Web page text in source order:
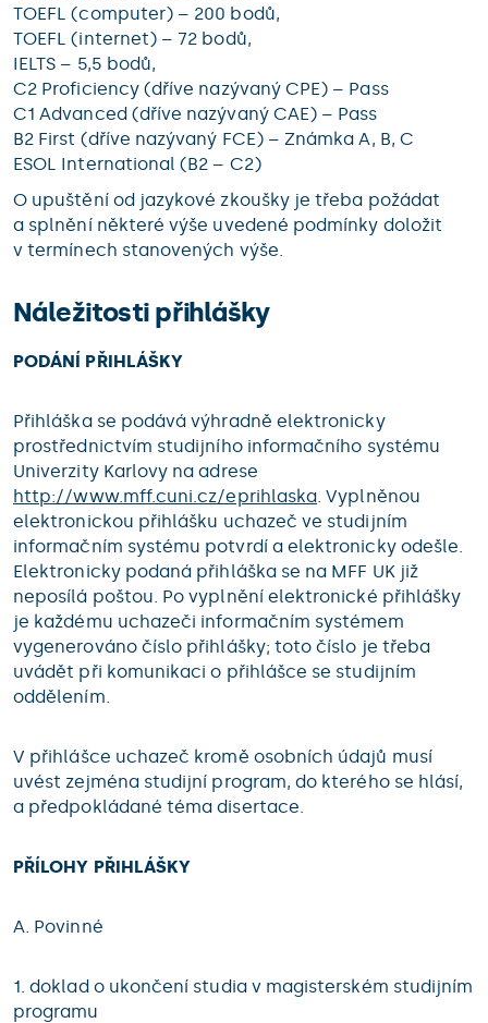
TOEFL (computer) – 200 bodů,
TOEFL (internet) – 72 bodů,
IELTS – 5,5 bodů,
C2 Proficiency (dříve nazývaný CPE) – Pass
C1 Advanced (dříve nazývaný CAE) – Pass
B2 First (dříve nazývaný FCE) – Známka A, B, C
ESOL International (B2 – C2)
O upuštění od jazykové zkoušky je třeba požádat
a splnění některé výše uvedené podmínky doložit
v termínech stanovených výše.
Náležitosti přihlášky
PODÁNÍ PŘIHLÁŠKY
Přihláška se podává výhradně elektronicky
prostřednictvím studijního informačního systému
Univerzity Karlovy na adrese
http://www.mff.cuni.cz/eprihlaska. Vyplněnou
elektronickou přihlášku uchazeč ve studijním
informačním systému potvrdí a elektronicky odešle.
Elektronicky podaná přihláška se na MFF UK již
neposílá poštou. Po vyplnění elektronické přihlášky
je každému uchazeči informačním systémem
vygenerováno číslo přihlášky; toto číslo je třeba
uvádět při komunikaci o přihlášce se studijním
oddělením.
V přihlášce uchazeč kromě osobních údajů musí
uvést zejména studijní program, do kterého se hlásí,
a předpokládané téma disertace.
PŘÍLOHY PŘIHLÁŠKY
A. Povinné
1. doklad o ukončení studia v magisterském studijním
programu